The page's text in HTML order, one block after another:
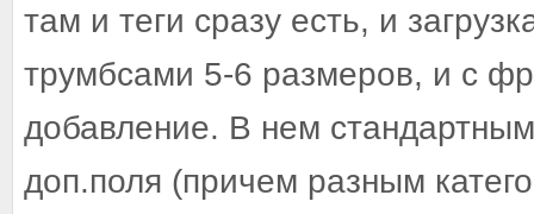
там и теги сразу есть, и
трумбсами 5-6 размеров, и с
добавление. В нем
доп.поля (причем разным